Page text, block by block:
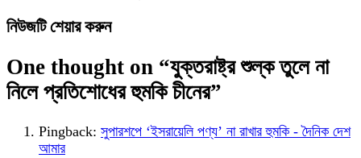
নিউজটি শেয়ার করুন
One thought on “যুক্তরাষ্ট্র শুল্ক তুলে না
নিলে প্রতিশোধের হুমকি চীনের”
Pingback: সুপারশপে ‘ইসরায়েলি পণ্য’ না রাখার হুমকি - দৈনিক দেশ
আমার